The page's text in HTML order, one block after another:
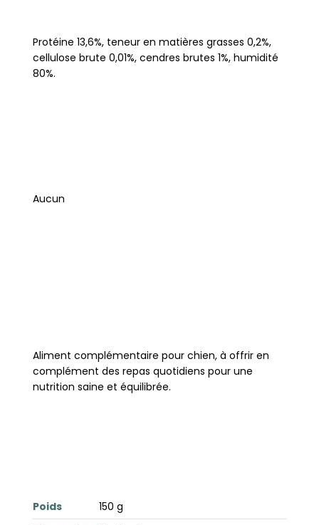
Protéine 13,6%, teneur en matières grasses 0,2%,
cellulose brute 0,01%, cendres brutes 1%, humidité
80%.
Aucun
Aliment complémentaire pour chien, à offrir en
complément des repas quotidiens pour une
nutrition saine et équilibrée.
Poids
150 g